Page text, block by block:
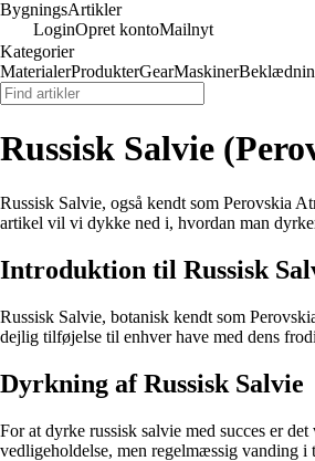
BygningsArtikler
LoginOpret kontoMailnyt
Kategorier
MaterialerProdukterGearMaskiner
Russisk Salvie
Russisk Salvie, også kendt som Perovskia
artikel vil vi dykke ned i, hvordan man
Introduktion til Russisk
Russisk Salvie, botanisk kendt som
dejlig tilføjelse til enhver have med dens
Dyrkning af Russisk Salvie
For at dyrke russisk salvie med succes er
vedligeholdelse, men regelmæssig vanding i